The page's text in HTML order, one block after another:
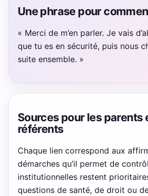
Une phrase pour
« Merci de m’en parler. Je vais
que tu es en sécurité, puis nous
suite ensemble. »
Sources pour les parents
référents
Chaque lien correspond aux
démarches qu’il permet de
institutionnelles restent
questions de santé, de droit ou